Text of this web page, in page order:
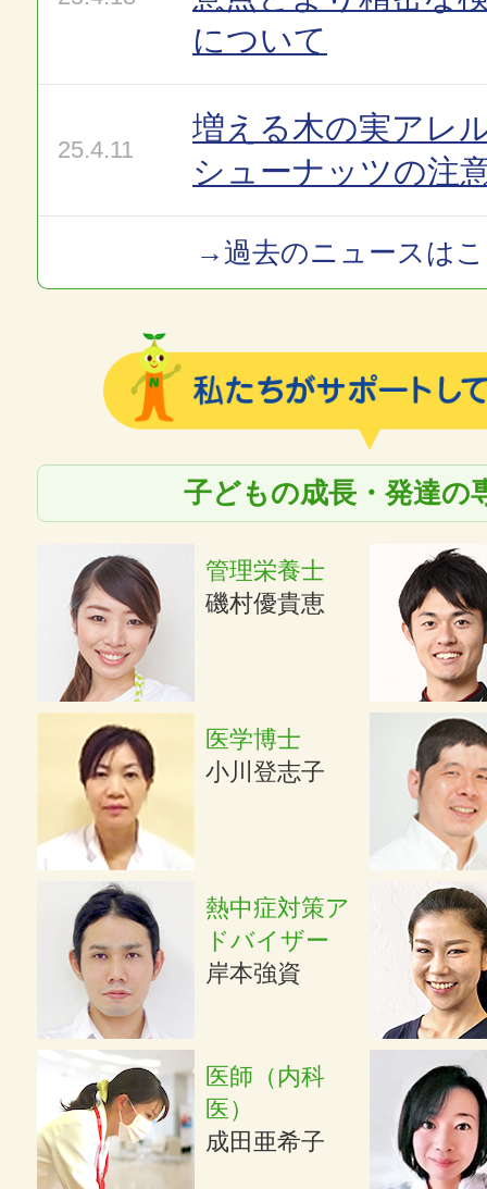
について
25.4.11
増える木の実アレ
シューナッツの注
→過去のニュースは
子どもの成長・発達の
管理栄養士
磯村優貴恵
医学博士
小川登志子
熱中症対策ア
ドバイザー
岸本強資
医師（内科
医）
成田亜希子